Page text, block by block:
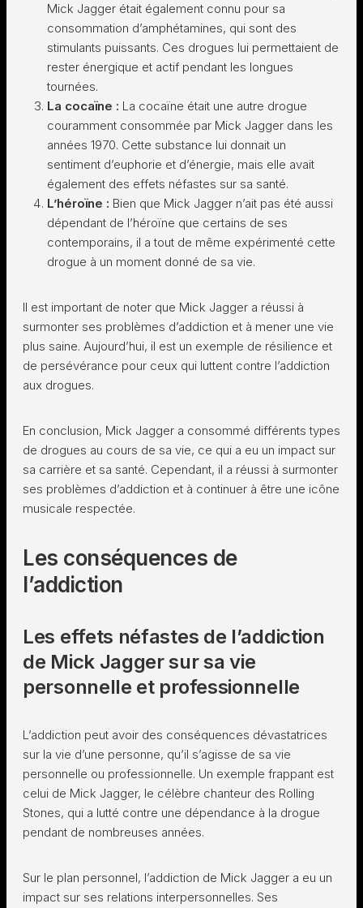
Mick Jagger était également connu pour sa
consommation d’amphétamines, qui sont des
stimulants puissants. Ces drogues lui permettaient de
rester énergique et actif pendant les longues
tournées.
La cocaïne : La cocaïne était une autre drogue
couramment consommée par Mick Jagger dans les
années 1970. Cette substance lui donnait un
sentiment d’euphorie et d’énergie, mais elle avait
également des effets néfastes sur sa santé.
L’héroïne : Bien que Mick Jagger n’ait pas été aussi
dépendant de l’héroïne que certains de ses
contemporains, il a tout de même expérimenté cette
drogue à un moment donné de sa vie.
Il est important de noter que Mick Jagger a réussi à
surmonter ses problèmes d’addiction et à mener une vie
plus saine. Aujourd’hui, il est un exemple de résilience et
de persévérance pour ceux qui luttent contre l’addiction
aux drogues.
En conclusion, Mick Jagger a consommé différents types
de drogues au cours de sa vie, ce qui a eu un impact sur
sa carrière et sa santé. Cependant, il a réussi à surmonter
ses problèmes d’addiction et à continuer à être une icône
musicale respectée.
Les conséquences de
l’addiction
Les effets néfastes de l’addiction
de Mick Jagger sur sa vie
personnelle et professionnelle
L’addiction peut avoir des conséquences dévastatrices
sur la vie d’une personne, qu’il s’agisse de sa vie
personnelle ou professionnelle. Un exemple frappant est
celui de Mick Jagger, le célèbre chanteur des Rolling
Stones, qui a lutté contre une dépendance à la drogue
pendant de nombreuses années.
Sur le plan personnel, l’addiction de Mick Jagger a eu un
impact sur ses relations interpersonnelles. Ses